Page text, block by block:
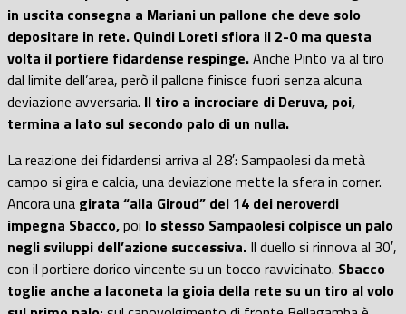
in uscita consegna a Mariani un pallone che deve solo
depositare in rete. Quindi Loreti sfiora il 2-0 ma questa
volta il portiere fidardense respinge.Anche Pinto va al tiro
dal limite dell’area, però il pallone finisce fuori senza alcuna
deviazione avversaria. Il tiro a incrociare di Deruva, poi,
termina a lato sul secondo palo di un nulla.
La reazione dei fidardensi arriva al 28′: Sampaolesi da metà
campo si gira e calcia, una deviazione mette la sfera in corner.
Ancora una girata “alla Giroud” del 14 dei neroverdi
impegna Sbacco,poi lo stesso Sampaolesi colpisce un palo
negli sviluppi dell’azione successiva. Il duello si rinnova al 30′,
con il portiere dorico vincente su un tocco ravvicinato. Sbacco
toglie anche a Iaconeta la gioia della rete su un tiro al volo